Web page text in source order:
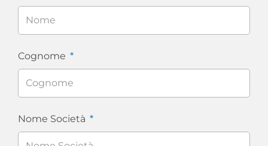
Cognome
Nome Società